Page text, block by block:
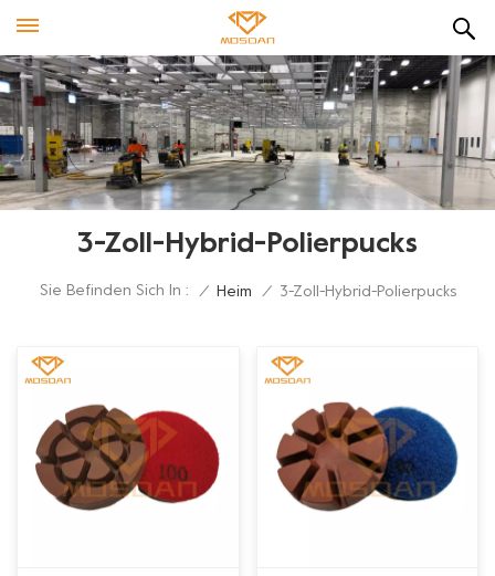
3-Zoll-Hybrid-Polierpucks
Sie Befinden Sich In : / Heim / 3-Zoll-Hybrid-Polierpucks